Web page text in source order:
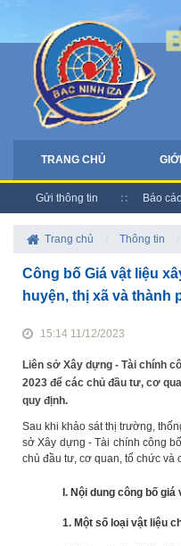
TRANG CHỦ
Gửi thông tin Báo
Trang chủ Thông tin
Công bố Giá vật liệu
huyện, thị xã và thành
15:14 11/12/2023
Liên sở Xây dựng - Tài chính
2023 để các chủ đầu tư, cơ
quy định.
Sau khi khảo sát thị trường,
sở Xây dựng - Tài chính công
chủ đầu tư, cơ quan, tổ chức và
I. Nội dung công bố
1. Một số loại vật liệu